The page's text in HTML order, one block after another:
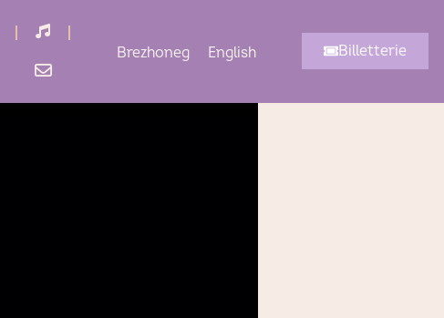
Écouter
Contact
Brezhoneg English Billetterie